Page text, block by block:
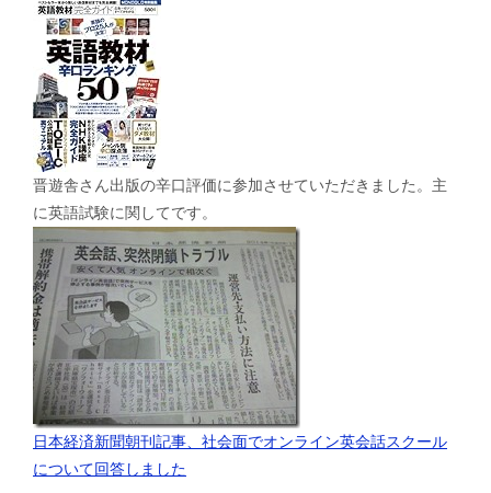
晋遊舎さん出版の辛口評価に参加させていただきました。主
に英語試験に関してです。
日本経済新聞朝刊記事、社会面でオンライン英会話スクール
について回答しました